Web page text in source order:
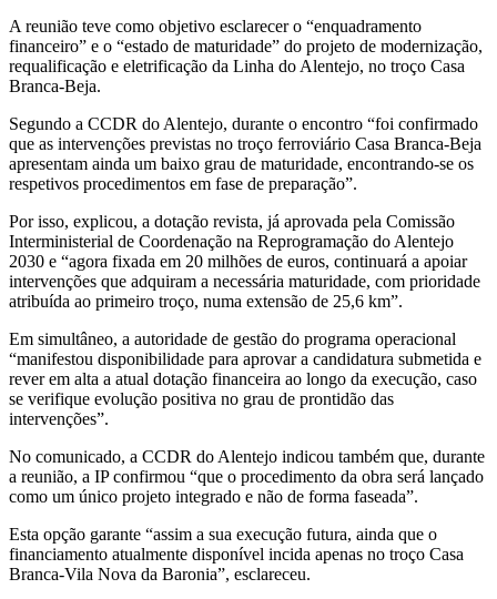
A reunião teve como objetivo esclarecer o “enquadramento
financeiro” e o “estado de maturidade” do projeto de modernização,
requalificação e eletrificação da Linha do Alentejo, no troço Casa
Branca-Beja.
Segundo a CCDR do Alentejo, durante o encontro “foi confirmado
que as intervenções previstas no troço ferroviário Casa Branca-Beja
apresentam ainda um baixo grau de maturidade, encontrando-se os
respetivos procedimentos em fase de preparação”.
Por isso, explicou, a dotação revista, já aprovada pela Comissão
Interministerial de Coordenação na Reprogramação do Alentejo
2030 e “agora fixada em 20 milhões de euros, continuará a apoiar
intervenções que adquiram a necessária maturidade, com prioridade
atribuída ao primeiro troço, numa extensão de 25,6 km”.
Em simultâneo, a autoridade de gestão do programa operacional
“manifestou disponibilidade para aprovar a candidatura submetida e
rever em alta a atual dotação financeira ao longo da execução, caso
se verifique evolução positiva no grau de prontidão das
intervenções”.
No comunicado, a CCDR do Alentejo indicou também que, durante
a reunião, a IP confirmou “que o procedimento da obra será lançado
como um único projeto integrado e não de forma faseada”.
Esta opção garante “assim a sua execução futura, ainda que o
financiamento atualmente disponível incida apenas no troço Casa
Branca-Vila Nova da Baronia”, esclareceu.